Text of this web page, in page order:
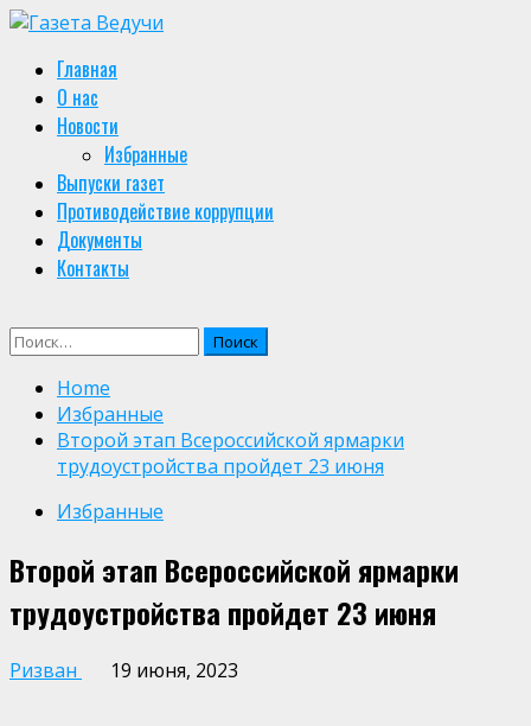
Skip
content
Primary
Menu
Главная
О нас
Новости
Избранные
Выпуски газет
Противодействие коррупции
Документы
Контакты
Найти:
Home
Избранные
Второй этап Всероссийской ярмарки
трудоустройства пройдет 23 июня
Избранные
Второй этап Всероссийской ярмарки
трудоустройства пройдет 23 июня
Ризван 19 июня, 2023